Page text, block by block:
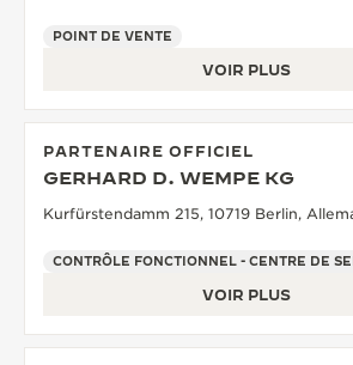
POINT DE VENTE
VOIR PLUS
PARTENAIRE OFFICIEL
GERHARD D. WEMPE KG
Kurfürstendamm 215, 10719 Berlin,
VOIR PLUS